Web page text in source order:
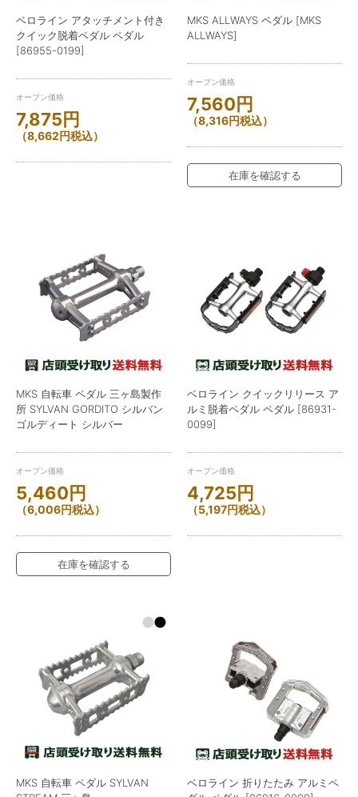
ベロライン アタッチメント付き
クイック脱着ペダル ペダル
[86955-0199]
オープン価格
7,875円
（8,662円税込）
MKS ALLWAYS ペダル [MKS
ALLWAYS]
オープン価格
7,560円
（8,316円税込）
在庫を確認する
MKS 自転車 ペダル 三ヶ島製作
所 SYLVAN GORDITO シルバン
ゴルディート シルバー
オープン価格
5,460円
（6,006円税込）
在庫を確認する
ベロライン クイックリリース ア
ルミ脱着ペダル ペダル [86931-
0099]
オープン価格
4,725円
（5,197円税込）
MKS 自転車 ペダル SYLVAN
ベロライン 折りたたみ アルミペ